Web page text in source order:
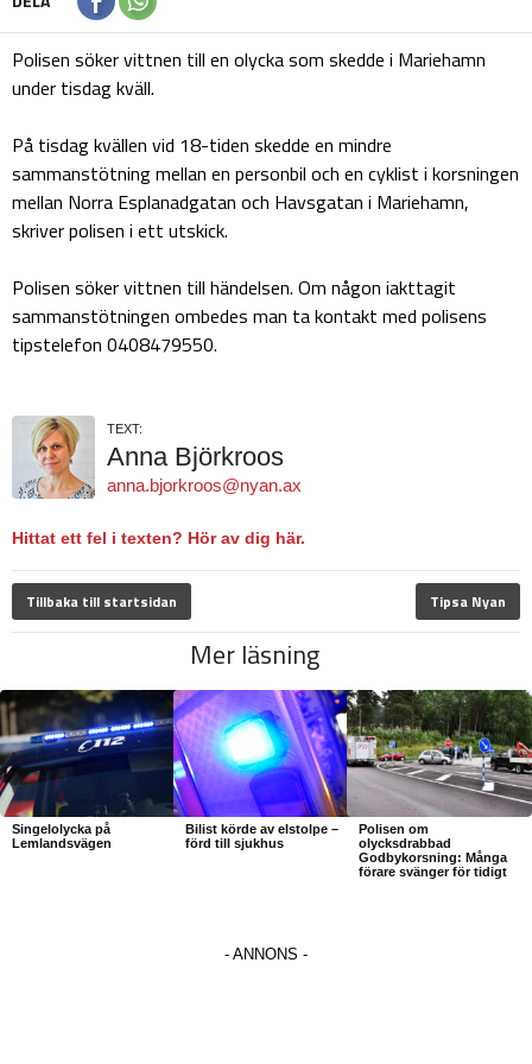
Polisen söker vittnen till en olycka som skedde i Mariehamn
under tisdag kväll.
På tisdag kvällen vid 18-tiden skedde en mindre
sammanstötning mellan en personbil och en cyklist i korsningen
mellan Norra Esplanadgatan och Havsgatan i Mariehamn,
skriver polisen i ett utskick.
Polisen söker vittnen till händelsen. Om någon iakttagit
sammanstötningen ombedes man ta kontakt med polisens
tipstelefon 0408479550.
TEXT:
Anna Björkroos
anna.bjorkroos@nyan.ax
Hittat ett fel i texten? Hör av dig här.
Tillbaka till startsidan Tipsa Nyan
Mer läsning
Singelolycka på
Lemlandsvägen
Bilist körde av elstolpe –
förd till sjukhus
Polisen om
olycksdrabbad
Godbykorsning: Många
förare svänger för tidigt